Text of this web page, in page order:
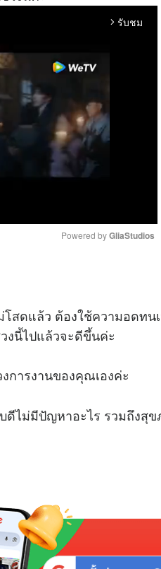
arrow_forward_ios รับชม
t
e
Powered by GliaStudios
ดแล้ว ต้องใช้ความอดทน
งนี้ไปแล้วจะดีขึ้นค่ะ
การงานของคุณเองค่ะ
ไม่มีปัญหาอะไร รวมถึงสุ